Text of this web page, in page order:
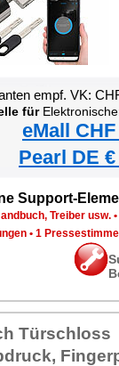
empf. VK:
fürElektronischer Tür-Schließzylinder
eMall
Pearl DE
Support-
Treiber usw. •
• 1
Türschloss